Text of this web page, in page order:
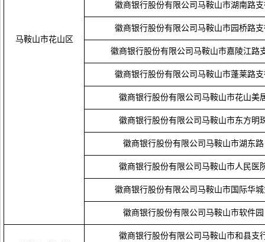
马鞍山市花山区
徽商银行股份有限公司马鞍山市湖南路
徽商银行股份有限公司马鞍山市园桥路
徽商银行股份有限公司马鞍山市嘉陵江路
徽商银行股份有限公司马鞍山市蓬莱路
徽商银行股份有限公司马鞍山市花山美
徽商银行股份有限公司马鞍山市东方明
徽商银行股份有限公司马鞍山市湖东
徽商银行股份有限公司马鞍山市人民医
徽商银行股份有限公司马鞍山市国际华
徽商银行股份有限公司马鞍山市软件
徽商银行股份有限公司马鞍山市和县支